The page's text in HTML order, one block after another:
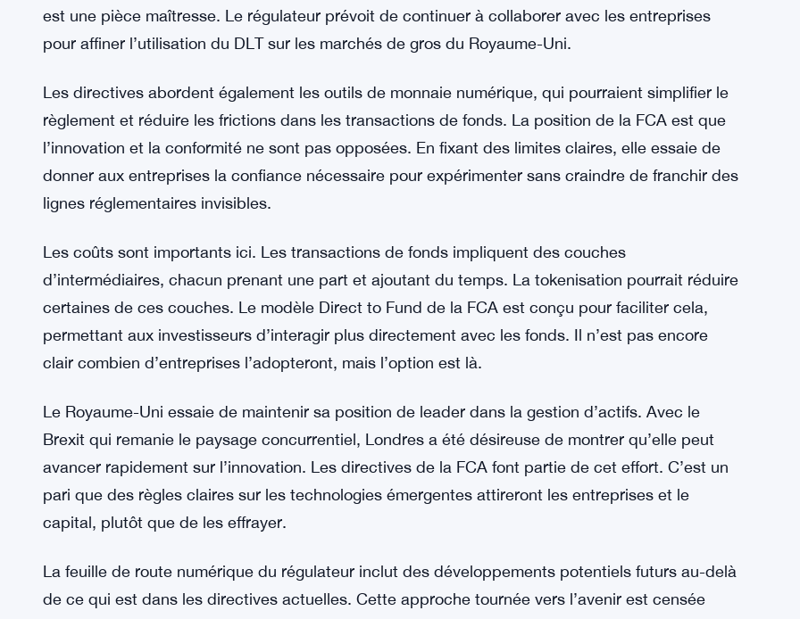
marché des fonds. Le processus de consultation de la FCA a impliqué de nombreux échanges
avec les partenaires de l’industrie, de sorte que le cadre aborde des préoccupations
Le régulateur a envoyé une lettre au Premier ministre soulignant son engagement à accélérer
l’adoption de la tokenisation. Cela indique que ce n’est pas un simple ajustement de politique.
La feuille de route des actifs numériques de la FCA est en cours, et la tokenisation des fonds en
est une pièce maîtresse. Le régulateur prévoit de continuer à collaborer avec les entreprises
Les directives abordent également les outils de monnaie numérique, qui pourraient simplifier le
règlement et réduire les frictions dans les transactions de fonds. La position de la FCA est que
l’innovation et la conformité ne sont pas opposées. En fixant des limites claires, elle essaie de
donner aux entreprises la confiance nécessaire pour expérimenter sans craindre de franchir des
Les coûts sont importants ici. Les transactions de fonds impliquent des couches
d’intermédiaires, chacun prenant une part et ajoutant du temps. La tokenisation pourrait réduire
certaines de ces couches. Le modèle Direct to Fund de la FCA est conçu pour faciliter cela,
permettant aux investisseurs d’interagir plus directement avec les fonds. Il n’est pas encore
Le Royaume-Uni essaie de maintenir sa position de leader dans la gestion d’actifs. Avec le